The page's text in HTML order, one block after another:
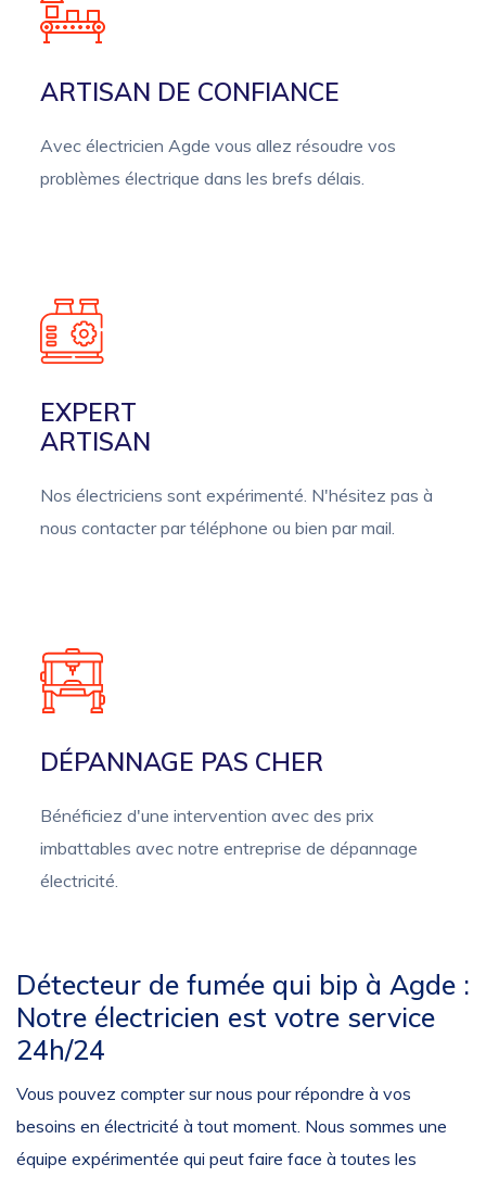
ARTISAN DE CONFIANCE
Avec électricien Agde vous allez résoudre vos
problèmes électrique dans les brefs délais.
EXPERT
ARTISAN
Nos électriciens sont expérimenté. N'hésitez pas à
nous contacter par téléphone ou bien par mail.
DÉPANNAGE PAS CHER
Bénéficiez d'une intervention avec des prix
imbattables avec notre entreprise de dépannage
électricité.
Détecteur de fumée qui bip à Agde :
Notre électricien est votre service
24h/24
Vous pouvez compter sur nous pour répondre à vos
besoins en électricité à tout moment. Nous sommes une
équipe expérimentée qui peut faire face à toutes les